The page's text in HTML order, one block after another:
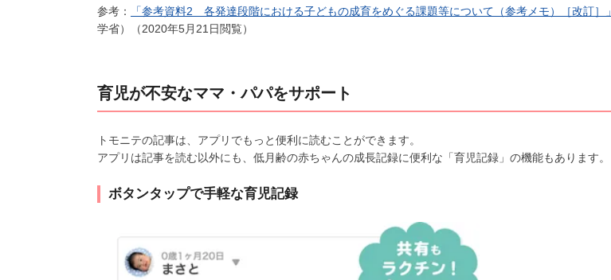
参考： 「参考資料2 各発達段階における子どもの成育をめぐる課題等について（参考メモ）［改訂］」
学省）（2020年5月21日閲覧）
育児が不安なママ・パパをサポート
トモニテの記事は、アプリでもっと便利に読むことができます。
アプリは記事を読む以外にも、低月齢の赤ちゃんの成長記録に便利な「育児記録」の機能もあります。
ボタンタップで手軽な育児記録